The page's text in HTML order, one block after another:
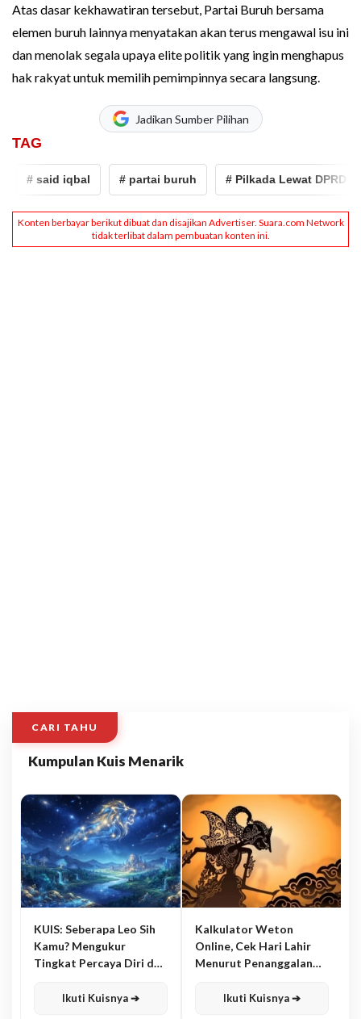
Atas dasar kekhawatiran tersebut, Partai Buruh bersama
elemen buruh lainnya menyatakan akan terus mengawal isu ini
dan menolak segala upaya elite politik yang ingin menghapus
hak rakyat untuk memilih pemimpinnya secara langsung.
Jadikan Sumber Pilihan
TAG
# said iqbal # partai buruh # Pilkada Lewat DPRD
CARI TAHU
Kumpulan Kuis Menarik
KUIS: Seberapa Leo Sih
Kamu? Mengukur
Tingkat Percaya Diri dan
Ikuti Kuisnya ➔
Kalkulator Weton
Online, Cek Hari Lahir
Menurut Penanggalan
Ikuti Kuisnya ➔